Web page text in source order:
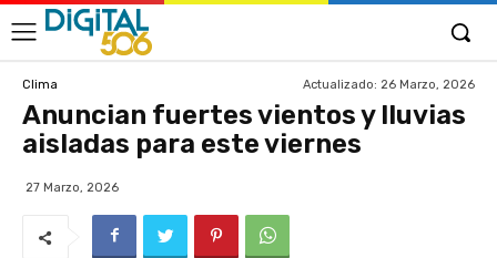
Clima Actualizado: 26 Marzo, 2026
Anuncian fuertes vientos y lluvias
aisladas para este viernes
27 Marzo, 2026